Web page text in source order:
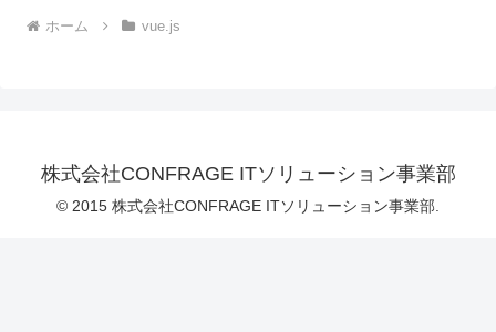
ホーム vue.js
株式会社CONFRAGE ITソリューション事業部
© 2015 株式会社CONFRAGE ITソリューション事業部.